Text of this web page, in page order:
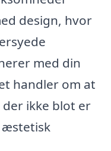
design, hvor
med din
handler om at
ikke blot er
æstetisk